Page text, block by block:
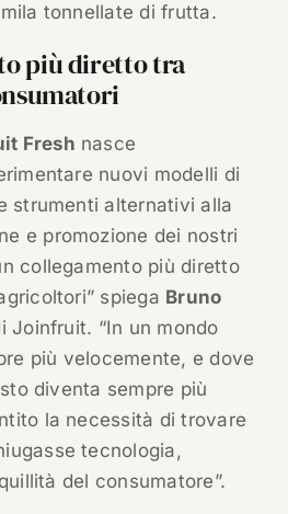
tonnellate di frutta.
più diretto tra
Fresh nasce
nuovi modelli di
strumenti alternativi alla
e promozione dei nostri
collegamento più diretto
spiega Bruno
Joinfruit. “In un mondo
più velocemente, e dove
diventa sempre più
la necessità di trovare
tecnologia,
del consumatore”.